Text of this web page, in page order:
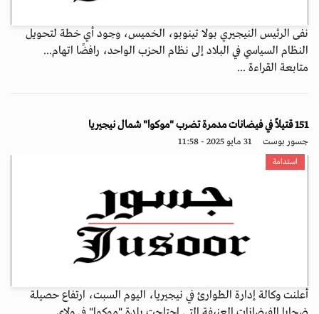
نفى الرئيس النيجيري بولا تينوبو، الخميس، وجود أي خطة لتحويل
النظام السياسي في البلاد إلى نظام الحزب الواحد، رافضًا اتهام...
متابعة القراءة ...
151 قتيلاً في فيضانات مدمرة تضرب "موكوا" شمال نيجيريا
جسور بوست 31 مايو 2025 - 11:58
استدامة
أعلنت وكالة إدارة الطوارئ في نيجيريا، اليوم السبت، ارتفاع حصيلة